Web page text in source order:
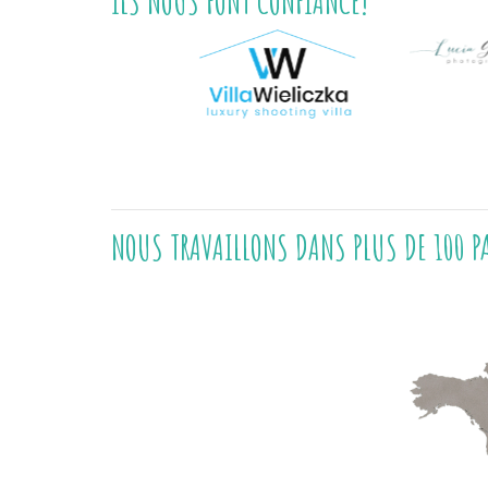
NOUS TRAVAILLONS DANS PLUS DE 100